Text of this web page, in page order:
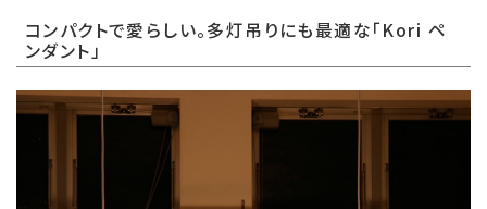
コンパクトで愛らしい。多灯吊りにも最適な「Kori ペ
ンダント」